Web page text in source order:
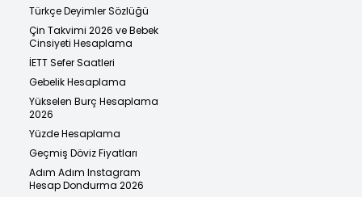
Türkçe Deyimler Sözlüğü
Çin Takvimi 2026 ve Bebek
Cinsiyeti Hesaplama
İETT Sefer Saatleri
Gebelik Hesaplama
Yükselen Burç Hesaplama
2026
Yüzde Hesaplama
Geçmiş Döviz Fiyatları
Adım Adım Instagram
Hesap Dondurma 2026